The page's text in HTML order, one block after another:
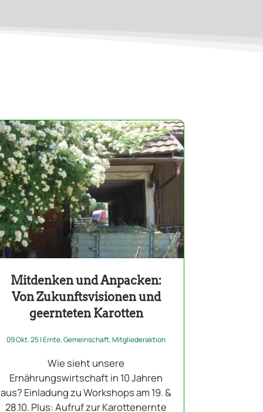
Mitdenken und Anpacken:
Von Zukunftsvisionen und
geernteten Karotten
09 Okt. 25|Ernte,Gemeinschaft,Mitgliederaktion
Wie sieht unsere
Ernährungswirtschaft in 10 Jahren
aus? Einladung zu Workshops am 19. &
28.10. Plus: Aufruf zur Karottenernte